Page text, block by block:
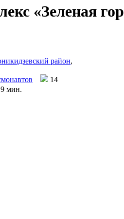
«Зеленая
район,
14
мин.